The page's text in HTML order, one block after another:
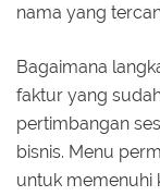
nama yang
Bagaimana
faktur yang
pertimbangan
bisnis. Menu
untuk memenuhi